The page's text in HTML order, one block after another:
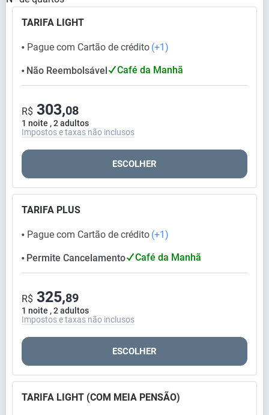
TARIFA LIGHT
⬤ Pague com Cartão de crédito (+1)
⬤ Não Reembolsável Café da Manhã
1 noite , 2 adultos
R$ 303,08
Impostos e taxas não inclusos
ESCOLHER
TARIFA PLUS
⬤ Pague com Cartão de crédito (+1)
⬤ Permite Cancelamento Café da Manhã
1 noite , 2 adultos
R$ 325,89
Impostos e taxas não inclusos
ESCOLHER
TARIFA LIGHT (COM MEIA PENSÃO)